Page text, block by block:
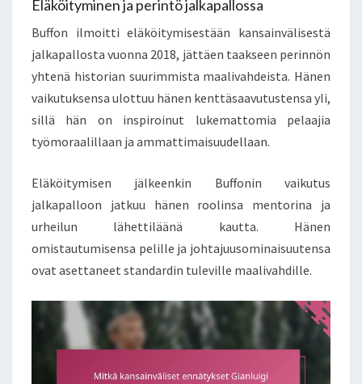
Eläköityminen ja perintö jalkapallossa
Buffon ilmoitti eläköitymisestään kansainvälisestä
jalkapallosta vuonna 2018, jättäen taakseen perinnön
yhtenä historian suurimmista maalivahdeista. Hänen
vaikutuksensa ulottuu hänen kenttäsaavutustensa yli,
sillä hän on inspiroinut lukemattomia pelaajia
työmoraalillaan ja ammattimaisuudellaan.
Eläköitymisen jälkeenkin Buffonin vaikutus
jalkapalloon jatkuu hänen roolinsa mentorina ja
urheilun lähettiläänä kautta. Hänen
omistautumisensa pelille ja johtajuusominaisuutensa
ovat asettaneet standardin tuleville maalivahdille.